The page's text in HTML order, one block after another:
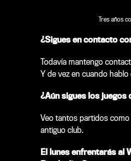
Tres años
¿Sigues en contacto
Todavía mantengo
Y de vez en cuando
¿Aún sigues los juegos
Veo tantos partidos
antiguo club.
El lunes enfrentarás al